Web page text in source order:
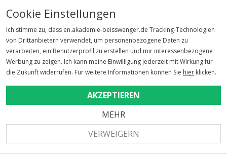
Cookie Einstellungen
Ich stimme zu, dass en.akademie-beisswenger.de Tracking-Technologien
von Drittanbietern verwendet, um personenbezogene Daten zu
verarbeiten, ein Benutzerprofil zu erstellen und mir interessenbezogene
Werbung zu zeigen. Ich kann meine Einwilligung jederzeit mit Wirkung für
die Zukunft widerrufen. Für weitere Informationen können Sie hier klicken.
AKZEPTIEREN
MEHR
VERWEIGERN